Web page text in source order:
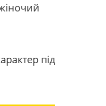
під